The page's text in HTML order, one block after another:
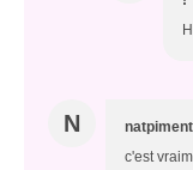
N natpiment
c'est